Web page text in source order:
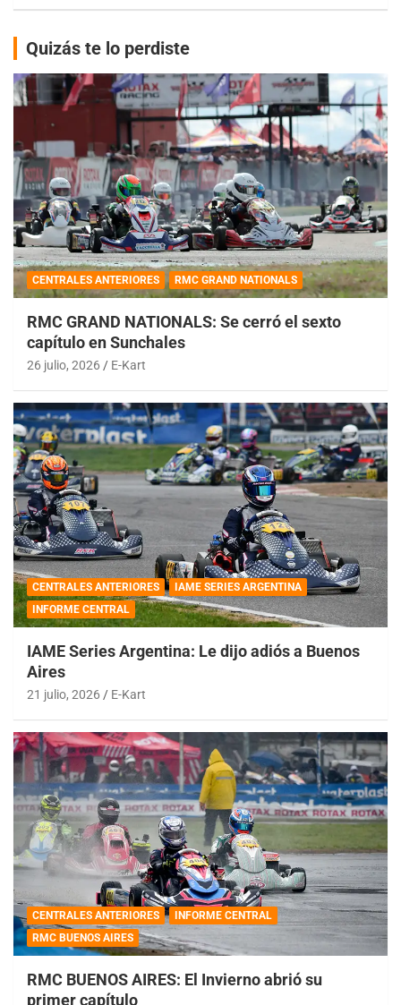
Quizás te lo perdiste
CENTRALES ANTERIORES RMC GRAND NATIONALS
RMC GRAND NATIONALS: Se cerró el sexto
capítulo en Sunchales
26 julio, 2026 E-Kart
CENTRALES ANTERIORES
IAME SERIES ARGENTINA
INFORME CENTRAL
IAME Series Argentina: Le dijo adiós a Buenos
Aires
21 julio, 2026 E-Kart
CENTRALES ANTERIORES
INFORME CENTRAL
RMC BUENOS AIRES
RMC BUENOS AIRES: El Invierno abrió su
primer capítulo